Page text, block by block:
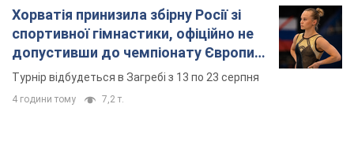
Хорватія принизила збірну Росії зі
спортивної гімнастики, офіційно не
допустивши до чемпіонату Європи
основних спортсменів
Турнір відбудеться в Загребі з 13 по 23 серпня
4 години тому 7,2 т.